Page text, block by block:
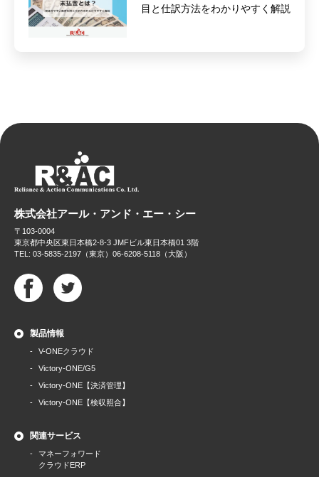
目と仕訳方法をわかりやすく解説
株式会社アール・アンド・エー・シー
〒103-0004
東京都中央区東日本橋2-8-3 JMFビル東日本橋01 3階
TEL: 03-5835-2197（東京）06-6208-5118（大阪）
製品情報
V-ONEクラウド
Victory-ONE/G5
Victory-ONE【決済管理】
Victory-ONE【検収照合】
関連サービス
マネーフォワード
クラウドERP